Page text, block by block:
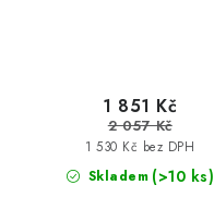
Skladem (>10 ks)
1 530 Kč bez DPH
1 851 Kč
2 057 Kč